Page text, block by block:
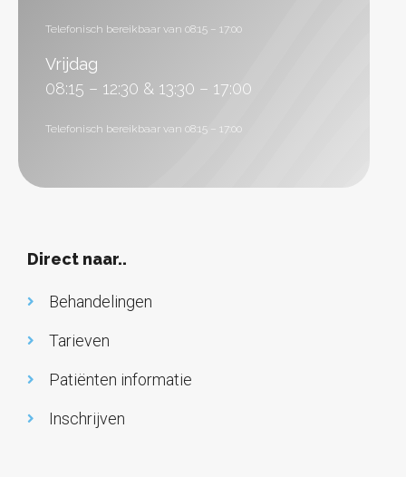
Telefonisch bereikbaar van 08:15 – 17:00
Vrijdag
08:15 – 12:30 & 13:30 – 17:00
Telefonisch bereikbaar van 08:15 – 17:00
Direct naar..
Behandelingen
Tarieven
Patiënten informatie
Inschrijven